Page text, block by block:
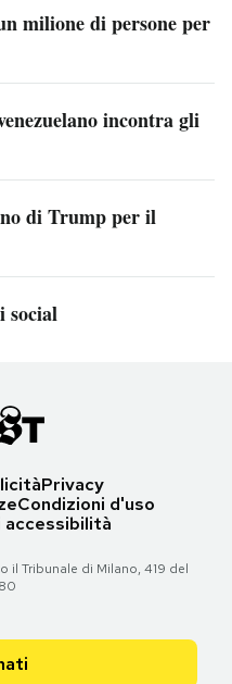
milione di persone per
incontra gli
di Trump per il
social
Privacy
Condizioni d'uso
accessibilità
il Tribunale di Milano, 419 del